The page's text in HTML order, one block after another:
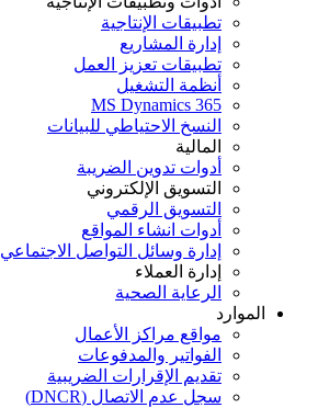
تطبيقات الإنتاجية
إدارة المشاريع
تطبيقات تعزيز العمل
أنظمة التشغيل
MS Dynamics 365
النسخ الاحتياطي للبيانات
المالية
أدوات تدوين الضريبة
التسويق الإلكتروني
التسويق الرقمي
أدوات انشاء المواقع
إدارة وسائل التواصل الاجتماعي
إدارة العملاء
الرعاية الصحية
الموارد
مواقع مراكز الأعمال
الفواتير والمدفوعات
تقديم الإقرارات الضريبية
سجل عدم الاتصال (DNCR)